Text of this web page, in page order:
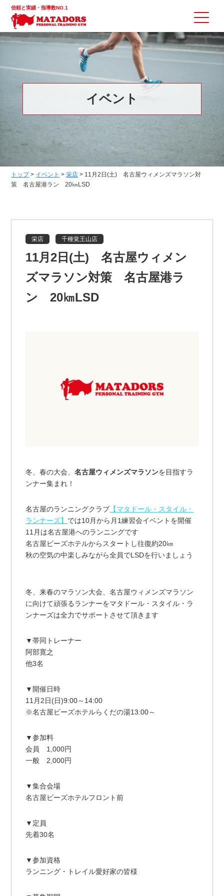
信頼と実績・指導数NO.1
イベント
トップ> イベント >栄店 > 11月2日(土) 名古屋ウィメンズマラソン対
策 名古屋港ラン 20㎞LSD
栄店 千種覚王山店
11月2日(土) 名古屋ウィメン
ズマラソン対策 名古屋港ラ
ン 20㎞LSD
冬、春の大会、名古屋ウィメンズマラソンを目指すラ
ンナー集まれ！
名古屋のランニングクラブ 【マタドール・スタイル・
ランナーズ】 では10月から月1練習会イベントを開催
11月は名古屋港へのランニングです
名古屋ビーズホテルからスタートし往復約20㎞
秋の空気の中楽しみながら全員でLSDを行いましょう
冬、来春のマラソン大会、名古屋ウィメンズマラソン
に向けて頑張るランナーをマタドール・スタイル・ラ
ンナーズは全力でサポートさせて頂きます
▼帯同トレーナー
阿部寛之
他3名
▼開催日時
11月2日(日)9:00～14:00
※名古屋ビーズホテルらくだの湯13:00～
▼参加料
会員 1,000円
一般 2,000円
▼集合会場
名古屋ビーズホテルフロント前
▼定員
先着30名
▼参加資格
ランニング・トレイル愛好家の皆様